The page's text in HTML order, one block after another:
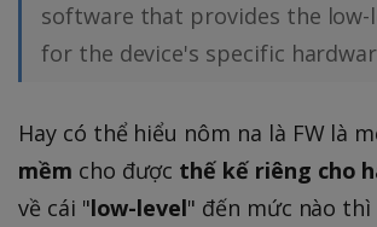
software that provides the
for the device's specific
Hay có thể hiểu nôm na là FW là
mềm cho được thế kế riêng cho
về cái "low-level" đến mức nào